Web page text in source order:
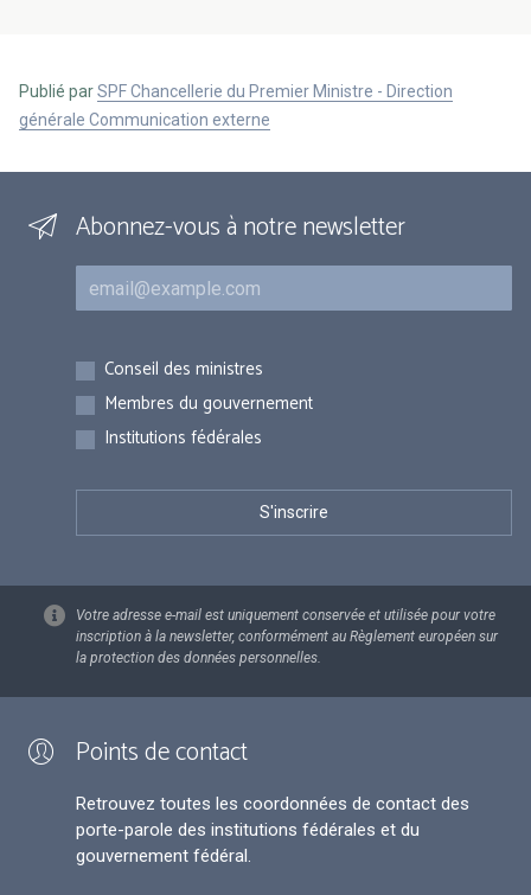
Publié parSPF Chancellerie du Premier Ministre - Direction
générale Communication externe
Abonnez-vous à notre newsletter
Courriel
Inscriptions
Conseil des ministres
Membres du gouvernement
Institutions fédérales
Votre adresse e-mail est uniquement conservée et utilisée pour votre
inscription à la newsletter, conformément au Règlement européen sur
la protection des données personnelles.
Points de contact
Retrouvez toutes les coordonnées de contact des
porte-parole des institutions fédérales et du
gouvernement fédéral.